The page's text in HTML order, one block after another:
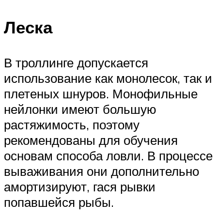
Леска
В троллинге допускается
использование как монолесок, так и
плетеных шнуров. Монофильные
нейлонки имеют большую
растяжимость, поэтому
рекомендованы для обучения
основам способа ловли. В процессе
вываживания они дополнительно
амортизируют, гася рывки
попавшейся рыбы.